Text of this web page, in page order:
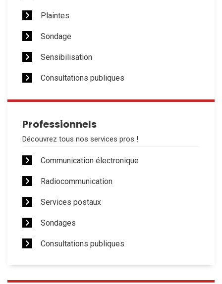
Plaintes
Sondage
Sensibilisation
Consultations publiques
Professionnels
Découvrez tous nos services pros !
Communication électronique
Radiocommunication
Services postaux
Sondages
Consultations publiques